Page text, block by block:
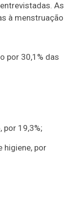
As
à menstruação
por 30,1% das
por 19,3%;
higiene, por